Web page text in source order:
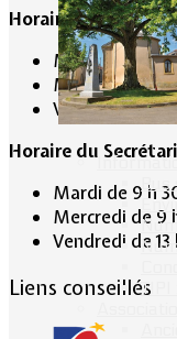
Bus
TIPI
Horaire de la
Mardi de 10 h
Mercredi de
Vendredi de
Horaire du
Mardi de 9 h
Mercredi de 9
Vendredi de
Liens conseillés